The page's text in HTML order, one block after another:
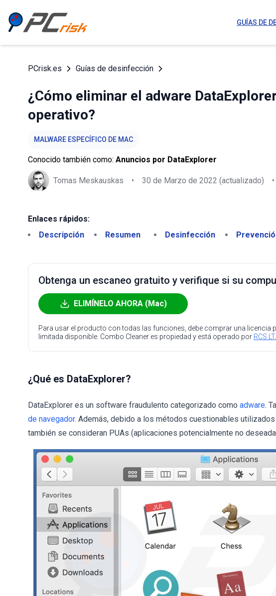
GUÍAS DE
PCrisk.es Guías de desinfección
¿Cómo eliminar el adware
operativo?
MALWARE ESPECÍFICO DE MAC
Conocido también como: Anuncios por DataExplorer
Tomas Meskauskas • 30 de Marzo de 2022 (actualizado) •
Enlaces rápidos:
Descripción
Resumen Desinfección
Obtenga un escaneo gratuito y verifique si su
ELIMÍNELO AHORA (Mac)
Para usar el producto con todas las funciones, debe comprar una licencia
limitada disponible. Combo Cleaner es propiedad y está operado por RCS LT
¿Qué es DataExplorer?
DataExplorer es un software fraudulento categorizado como adware.
de navegador. Además, debido a los métodos cuestionables
también se consideran PUAs (aplicaciones potencialmente no